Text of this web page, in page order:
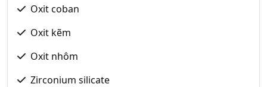
Oxit coban
Oxit kẽm
Oxit nhôm
Zirconium silicate